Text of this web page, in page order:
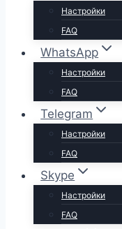
Настройки
FAQ
WhatsApp
Настройки
FAQ
Telegram
Настройки
FAQ
Skype
Настройки
FAQ